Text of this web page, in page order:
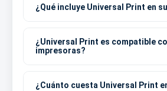
¿Qué incluye Universal Print en
¿Universal Print es compatible
impresoras?
¿Cuánto cuesta Universal Print